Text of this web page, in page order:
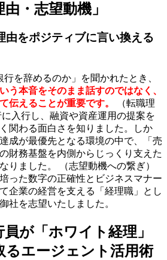
・志望動機」
由をポジティブに言い換える
を辞めるのか」を聞かれたとき、
う本音をそのまま話すのではなく、
伝えることが重要です。
（転職理
入行し、融資や資産運用の提案を
関わる面白さを知りました。しか
成が最優先となる環境の中で、「売
財務基盤を内側からじっくり支えた
りました。 （志望動機への繋ぎ）
った数字の正確性とビジネスマナー
企業の経営を支える「経理職」とし
社を志望いたしました。
が「ホワイト経理」
るエージェント活用術